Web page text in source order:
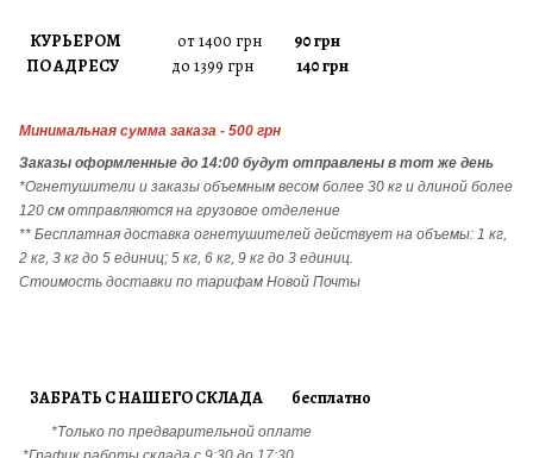
КУРЬЕРОМ от 1400 грн 90 грн
ПО АДРЕСУ до 1399 грн 140 грн
Минимальная сумма заказа - 500 грн
Заказы оформленные до 14:00 будут отправлены в тот же день
*Огнетушители и заказы объемным весом более 30 кг и длиной более
120 см отправляются на грузовое отделение
** Бесплатная доставка огнетушителей действует на объемы: 1 кг,
2 кг, 3 кг до 5 единиц; 5 кг, 6 кг, 9 кг до 3 единиц.
Стоимость доставки по тарифам Новой Почты
ЗАБРАТЬ С НАШЕГО СКЛАДА бесплатно
*Только по предварительной оплате